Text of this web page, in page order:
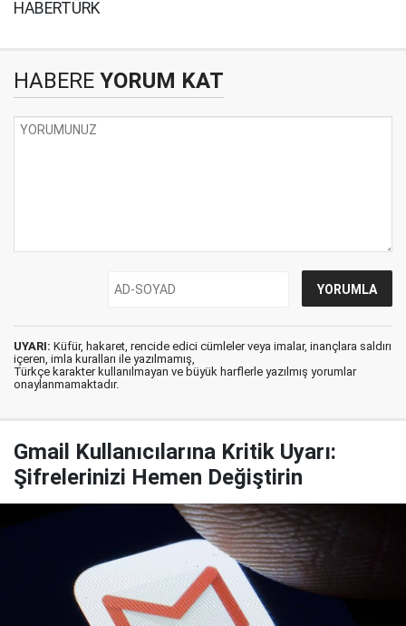
HABERTÜRK
HABERE YORUM KAT
UYARI: Küfür, hakaret, rencide edici cümleler veya imalar, inançlara saldırı
içeren, imla kuralları ile yazılmamış,
Türkçe karakter kullanılmayan ve büyük harflerle yazılmış yorumlar
onaylanmamaktadır.
Gmail Kullanıcılarına Kritik Uyarı:
Şifrelerinizi Hemen Değiştirin